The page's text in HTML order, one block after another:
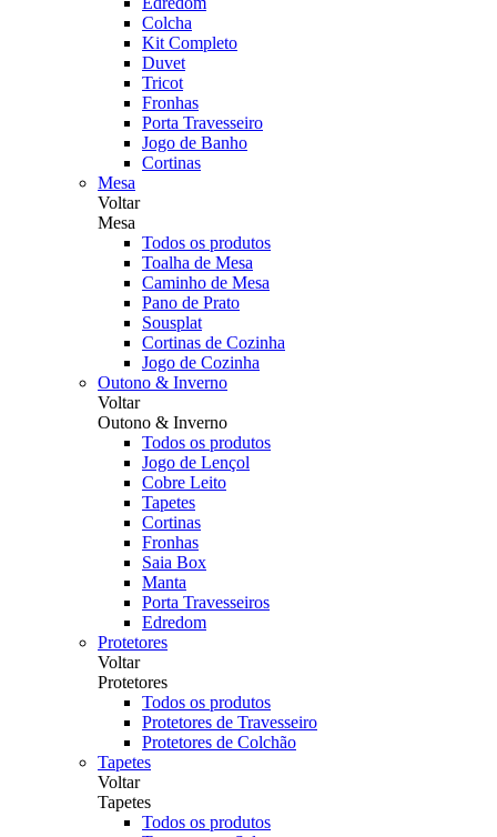
Colcha
Kit Completo
Duvet
Tricot
Fronhas
Porta Travesseiro
Jogo de Banho
Cortinas
Mesa
Voltar
Mesa
Todos os produtos
Toalha de Mesa
Caminho de Mesa
Pano de Prato
Sousplat
Cortinas de Cozinha
Jogo de Cozinha
Outono & Inverno
Voltar
Outono & Inverno
Todos os produtos
Jogo de Lençol
Cobre Leito
Tapetes
Cortinas
Fronhas
Saia Box
Manta
Porta Travesseiros
Edredom
Protetores
Voltar
Protetores
Todos os produtos
Protetores de Travesseiro
Protetores de Colchão
Tapetes
Voltar
Tapetes
Todos os produtos